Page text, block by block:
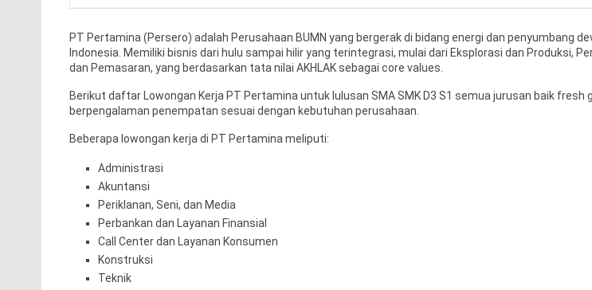
PT Pertamina (Persero) adalah Perusahaan BUMN yang bergerak di bidang energi dan penyumbang
Indonesia. Memiliki bisnis dari hulu sampai hilir yang terintegrasi, mulai dari Eksplorasi dan Produksi,
dan Pemasaran, yang berdasarkan tata nilai AKHLAK sebagai core values.
Berikut daftar Lowongan Kerja PT Pertamina untuk lulusan SMA SMK D3 S1 semua jurusan baik fresh
berpengalaman penempatan sesuai dengan kebutuhan perusahaan.
Beberapa lowongan kerja di PT Pertamina meliputi:
Administrasi
Akuntansi
Periklanan, Seni, dan Media
Perbankan dan Layanan Finansial
Call Center dan Layanan Konsumen
Konstruksi
Teknik